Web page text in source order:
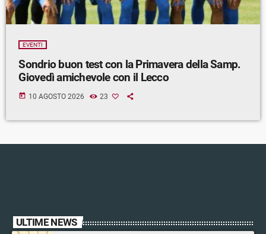
EVENTI
Sondrio buon test con la Primavera della Samp.
Giovedì amichevole con il Lecco
today 10 AGOSTO 2026 23
ULTIME NEWS